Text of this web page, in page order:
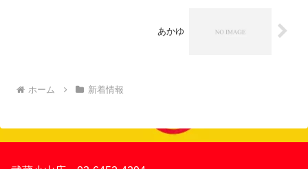
あかゆ
ホーム 新着情報